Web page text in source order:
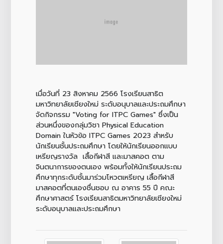
เมื่อวันที่ 23 สิงหาคม 2566 โรงเรียนสาธิต
มหาวิทยาลัยเชียงใหม่ ระดับอนุบาลและประถมศึกษา
จัดกิจกรรม "Voting for ITPC Games" ซึ่งเป็น
ส่วนหนึ่งของกลุ่มวิชา Physical Education
Domain ในหัวข้อ ITPC Games 2023 สำหรับ
นักเรียนชั้นประถมศึกษา โดยให้นักเรียนออกแบบ
เหรียญรางวัล เสื้อกีฬาสี และมาสคอต ตาม
จินตนาการของตนเอง พร้อมทั้งให้นักเรียนประถม
ศึกษาทุกระดับชั้นมาร่วมโหวตเหรียญ เสื้อกีฬาสี
มาสคอตที่ตนเองชื่นชอบ ณ อาคาร 55 ปี คณะ
ศึกษาศาสตร์ โรงเรียนสาธิตมหาวิทยาลัยเชียงใหม่
ระดับอนุบาลและประถมศึกษา